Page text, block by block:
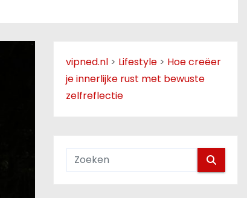
vipned.nl > Lifestyle > Hoe creëer
je innerlijke rust met bewuste
zelfreflectie